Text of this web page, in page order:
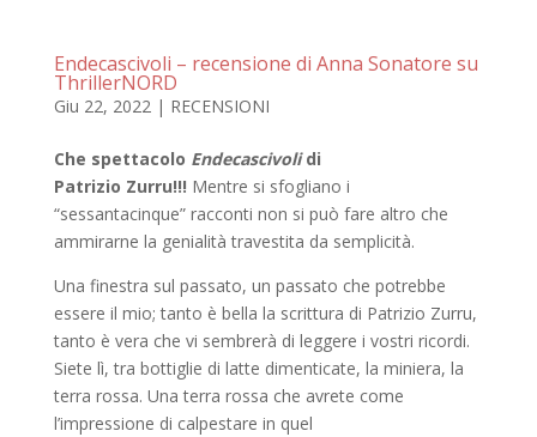
Endecascivoli – recensione di Anna Sonatore su
ThrillerNORD
Giu 22, 2022| RECENSIONI
Che spettacolo Endecascivolidi
Patrizio Zurru!!! Mentre si sfogliano i
“sessantacinque” racconti non si può fare altro che
ammirarne la genialità travestita da semplicità.
Una finestra sul passato, un passato che potrebbe
essere il mio; tanto è bella la scrittura di Patrizio Zurru,
tanto è vera che vi sembrerà di leggere i vostri ricordi.
Siete lì, tra bottiglie di latte dimenticate, la miniera, la
terra rossa. Una terra rossa che avrete come
l’impressione di calpestare in quel